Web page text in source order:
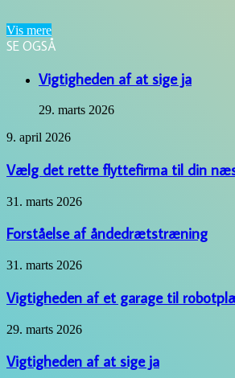
Vis mere
SE OGSÅ
Vigtigheden af at sige ja
29. marts 2026
Vælg
rette
flyttefirma
til
din
flytning
9. april 2026
Vælg det rette flyttefirma til din
Forståelse
åndedrætstræning
31. marts 2026
Forståelse af åndedrætstræning
Vigtigheden
et
garage
til
robotplæneklipper
31. marts 2026
Vigtigheden af et garage til
Vigtigheden
at
sige
29. marts 2026
Vigtigheden af at sige ja